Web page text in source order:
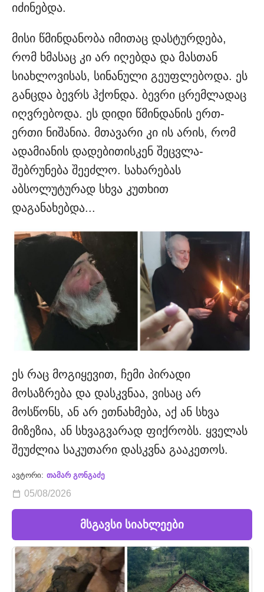
იძინებდა.
მისი წმინდანობა იმითაც დასტურდება,
რომ ხმასაც კი არ იღებდა და მასთან
სიახლოვისას, სინანული გეუფლებოდა. ეს
განცდა ბევრს ჰქონდა. ბევრი ცრემლადაც
იღვრებოდა. ეს დიდი წმინდანის ერთ-
ერთი ნიშანია. მთავარი კი ის არის, რომ
ადამიანის დადებითისკენ შეცვლა-
შებრუნება შეეძლო. სახარებას
აბსოლუტურად სხვა კუთხით
დაგანახებდა...
ეს რაც მოგიყევით, ჩემი პირადი
მოსაზრება და დასკვნაა, ვისაც არ
მოსწონს, ან არ ეთნახმება, აქ ან სხვა
მიზეზია, ან სხვაგვარად ფიქრობს. ყველას
შეუძლია საკუთარი დასკვნა გააკეთოს.
ავტორი: თამარ გონგაძე
05/08/2026
მსგავსი სიახლეები